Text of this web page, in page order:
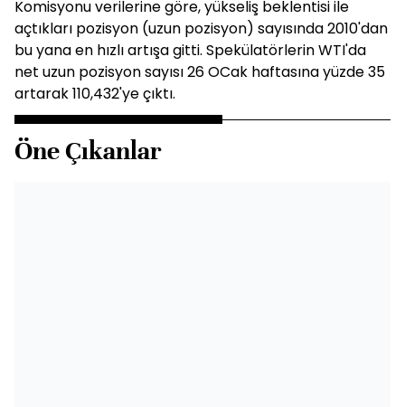
Komisyonu verilerine göre, yükseliş beklentisi ile
açtıkları pozisyon (uzun pozisyon) sayısında 2010'dan
bu yana en hızlı artışa gitti. Spekülatörlerin WTI'da
net uzun pozisyon sayısı 26 OCak haftasına yüzde 35
artarak 110,432'ye çıktı.
Öne Çıkanlar